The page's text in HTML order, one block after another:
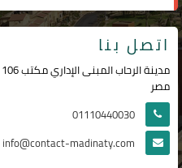
اتصل بنا
مصر
01110440030
info@contact-madinaty.com